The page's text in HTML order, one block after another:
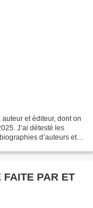
et éditeur, dont on
J’ai détesté les
d’auteurs et
PAR ET